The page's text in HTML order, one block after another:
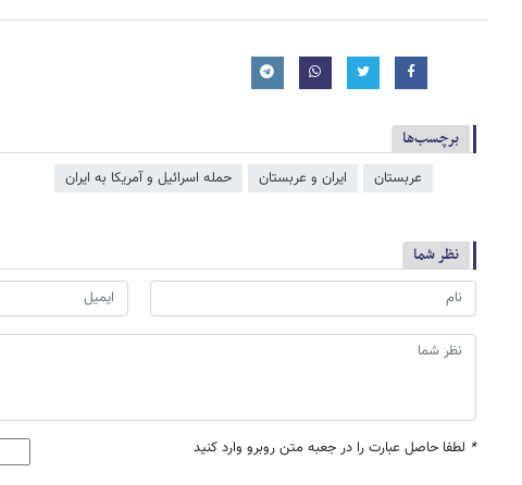
برچسب‌ها
عربستان ایران و عربستان حمله اسرائیل و آمریکا به ایران
نظر شما
* لطفا حاصل عبارت را در جعبه متن روبرو وارد کنید